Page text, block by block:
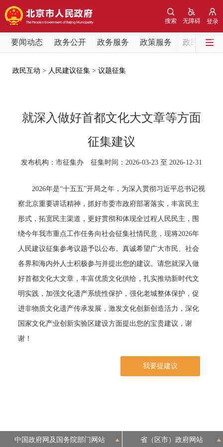
登录
无障碍
搜索
要闻动态 政务公开 政务服务 政策服务 政民互动
要闻动态
各区热点
政策兑现 政策解读 回应关切
决策公开 专题公开
政务服务
个人服务 法人服务 部门服务
便民服务 利企服务 投资项目
参与调查 在线访谈 图说互动
政民互动 > 人民建议征集 > 议题征集
就深入做好首都文化大文章等方面
征集建议
发布机构：市征集办 征集时间：2026-03-23 至 2026-12-31
2026年是“十五五”开局之年，为深入贯彻习近平总书记视
察北京重要讲话精神，抓好市委市政府部署落实，丰富民主
形式，拓宽民主渠道，更好贯彻和体现全过程人民民主，围
绕今年我市重点工作任务向社会征集社情民意，现将2026年
人民建议征集参考议题予以公布。真诚希望广大市民、社会
各界和海内外人士积极参与并提出您的建议。请您就深入做
好首都文化大文章，丰富优质文化供给，扎实推动新时代文
明实践，加强文化遗产系统性保护，强化老城整体保护，促
进非物质文化遗产传承发展，激发文化创新创造活力，深化
国家文化产业创新实验区建设方面提出您的宝贵建议，谢
谢！
我要提建议
中国政府网及国务院部门网站 省（区市）政府网站